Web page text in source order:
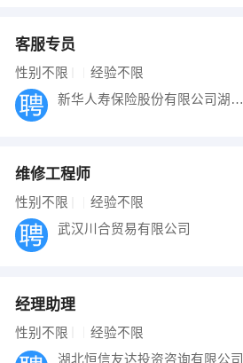
客服专员
性别不限 经验不限
新华人寿保险股份有限公司湖北分公司首义路
维修工程师
性别不限 经验不限
武汉川合贸易有限公司
经理助理
性别不限 经验不限
湖北恒信友达投资咨询有限公司